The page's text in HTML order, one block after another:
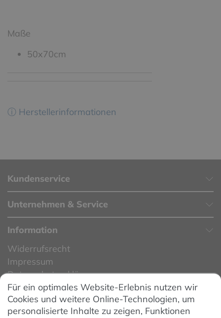
Maße
50x70cm
ⓘ Herstellerinformationen
Kundenservice
Unternehmen & Service
Information
Widerrufsrecht
Impressum
Datenschutzerklärung
Datenschutzeinstellungen
AGB
Für ein optimales Website-Erlebnis nutzen wir
Cookies und weitere Online-Technologien, um
personalisierte Inhalte zu zeigen, Funktionen